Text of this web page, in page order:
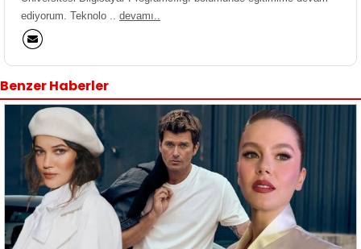
ediyorum. Teknolo .. devamı..
Benzer Haberler